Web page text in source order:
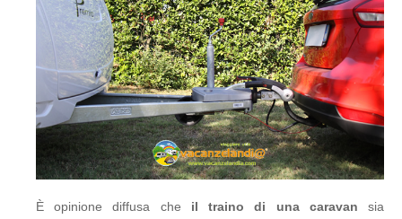
È opinione diffusa che il traino di una caravan sia